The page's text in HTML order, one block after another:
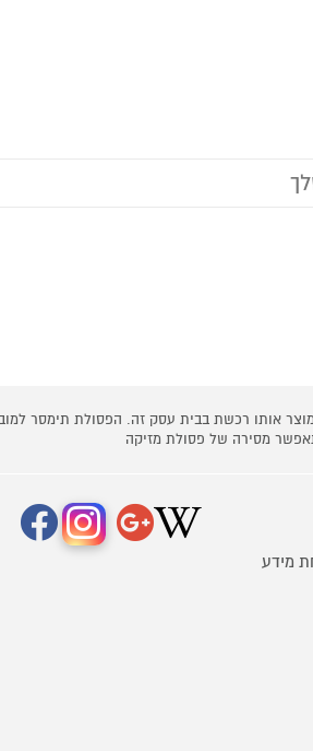
אותו רכשת בבית עסק זה. הפסולת תימסר
מסירה של פסולת מזיקה
מידע